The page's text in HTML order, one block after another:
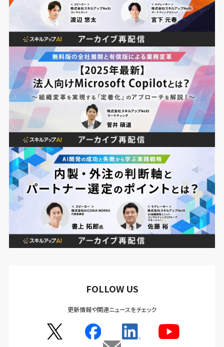
FOLLOW US
更新情報や関連ニュースをチェック